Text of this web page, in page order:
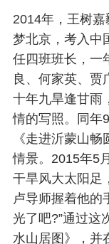
2014年，王树
梦北京，考入中
任四班班长，一
良、何家英、贾
十年九旱逢甘雨
情的写照。同年
《走进沂蒙山
情景。2015年5
干旱风大太阳足
卢导师握着他的
光了吧?”通过这
水山居图》，并